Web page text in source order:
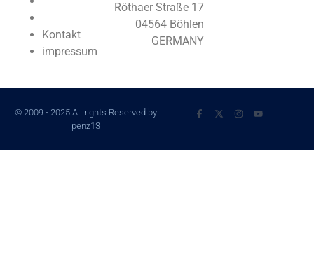
Kontakt
impressum
Röthaer Straße 17
04564 Böhlen
GERMANY
© 2009 - 2025 All rights Reserved by
penz13